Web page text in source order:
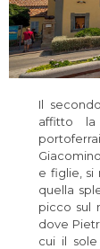
Il
affitto
e figlie, si
quella
picco sul
dove
cui il